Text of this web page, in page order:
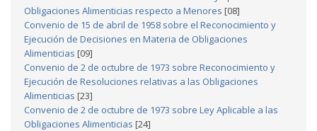
Obligaciones Alimenticias respecto a Menores [08]
Convenio de 15 de abril de 1958 sobre el Reconocimiento y
Ejecución de Decisiones en Materia de Obligaciones
Alimenticias [09]
Convenio de 2 de octubre de 1973 sobre Reconocimiento y
Ejecución de Resoluciones relativas a las Obligaciones
Alimenticias [23]
Convenio de 2 de octubre de 1973 sobre Ley Aplicable a las
Obligaciones Alimenticias [24]